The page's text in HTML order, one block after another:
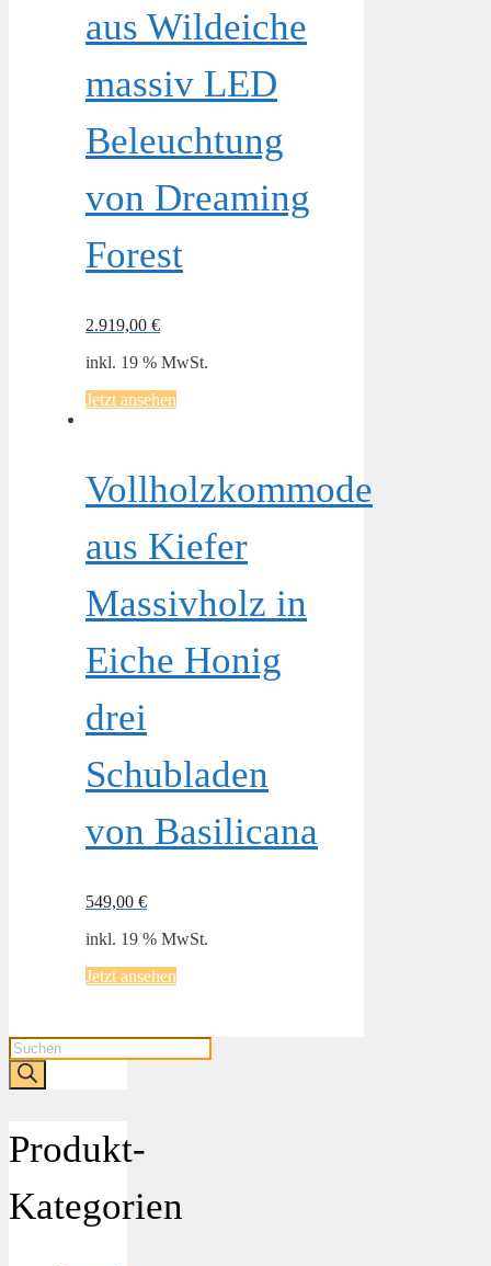
aus Wildeiche
massiv LED
Beleuchtung
von Dreaming
Forest
2.919,00 €
inkl. 19 % MwSt.
Jetzt ansehen
Vollholzkommode
aus Kiefer
Massivholz in
Eiche Honig
drei
Schubladen
von Basilicana
549,00 €
inkl. 19 % MwSt.
Jetzt ansehen
Products
search
Produkt-
Kategorien